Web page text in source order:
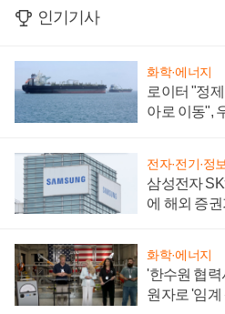
인기기사
화학·에너지
로이터 "정
아로 이동",
전자·전기·정
삼성전자
에 해외 증
화학·에너지
'한수원 협력
원자로 '임계